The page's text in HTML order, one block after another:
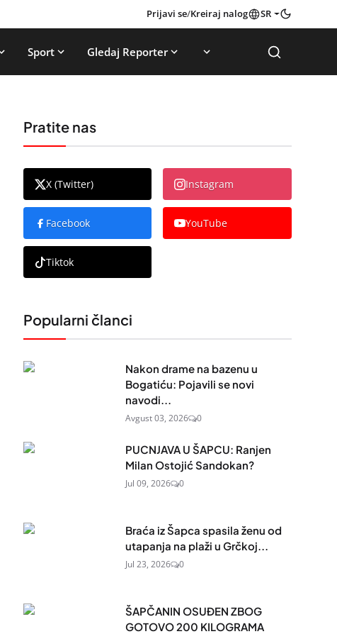
Prijavi se/Kreiraj nalog SR
Sport Gledaj Reporter
Pratite nas
X (Twitter) Instagram
Facebook YouTube
Tiktok
Popularni članci
Nakon drame na bazenu u
Bogatiću: Pojavili se novi
navodi...
Avgust 03, 2026 0
PUCNJAVA U ŠAPCU: Ranjen
Milan Ostojić Sandokan?
Jul 09, 2026 0
Braća iz Šapca spasila ženu od
utapanja na plaži u Grčkoj...
Jul 23, 2026 0
ŠAPČANIN OSUĐEN ZBOG
GOTOVO 200 KILOGRAMA